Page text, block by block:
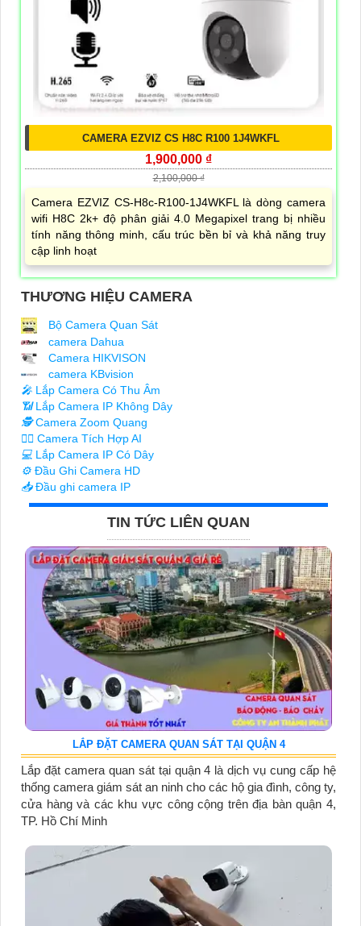
CAMERA EZVIZ CS H8C R100 1J4WKFL
1,900,000 ₫
2,100,000 ₫
Camera EZVIZ CS-H8c-R100-1J4WKFL là dòng camera
wifi H8C 2k+ độ phân giải 4.0 Megapixel trang bị nhiều
tính năng thông minh, cấu trúc bền bỉ và khả năng truy
cập linh hoạt
THƯƠNG HIỆU CAMERA
Bộ Camera Quan Sát
camera Dahua
Camera HIKVISON
camera KBvision
️🎤️ Lắp Camera Có Thu Âm
📶Lắp Camera IP Không Dây
🕵️Camera Zoom Quang
🧛‍♀️ Camera Tích Hợp AI
💻 Lắp Camera IP Có Dây
⚙️ Đầu Ghi Camera HD
📥Đầu ghi camera IP
TIN TỨC LIÊN QUAN
LẮP ĐẶT CAMERA QUAN SÁT TẠI QUẬN 4
Lắp đặt camera quan sát tại quận 4 là dịch vụ cung cấp hệ
thống camera giám sát an ninh cho các hộ gia đình, công ty,
cửa hàng và các khu vực công cộng trên địa bàn quận 4,
TP. Hồ Chí Minh